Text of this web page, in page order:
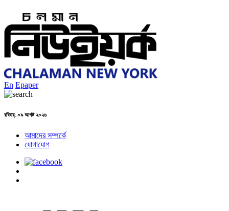
En Epaper
রবিবার, ০৯ আগষ্ট ২০২৬
আমাদের সম্পর্কে
যোগাযোগ